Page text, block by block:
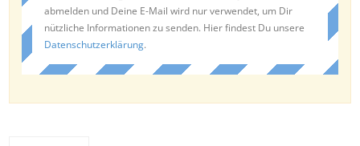
abmelden und Deine E-Mail wird nur verwendet, um Dir
nützliche Informationen zu senden. Hier findest Du unsere
Datenschutzerklärung.